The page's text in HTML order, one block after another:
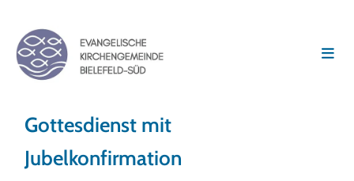
Gottesdienst mit
Jubelkonfirmation